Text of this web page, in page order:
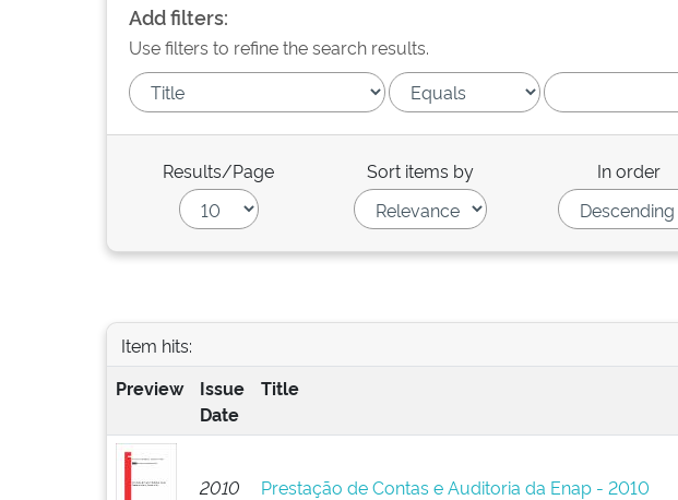
Add filters:
Use filters to refine the search results.
Results/Page Sort items by In order
Item hits:
Preview
Issue
Date
Title
2010 Prestação de Contas e Auditoria da Enap - 2010